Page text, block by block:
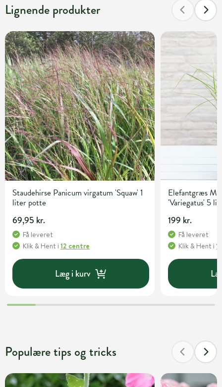
Lignende produkter
Staudehirse Panicum virgatum 'Squaw' 1
liter potte
69,95 kr.
Få leveret
Klik & Hent i 12 centre
Læg i kurv
Elefantgræs
'Variegatus' 5
199 kr.
Få leveret
Klik & Hent i
Populære tips og tricks